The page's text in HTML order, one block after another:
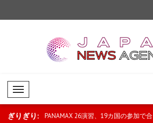
Mobil Menü
ぎりぎり:
には査証を PANAMAX 26演習、19カ国の参加で合